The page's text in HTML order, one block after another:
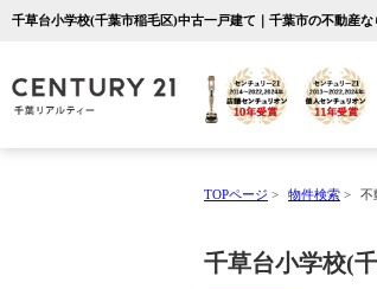
千草台小学校(千葉市稲毛区)中古一戸建て｜千葉市の不動産
TOPページ > 物件検索 > 不
千草台小学校(